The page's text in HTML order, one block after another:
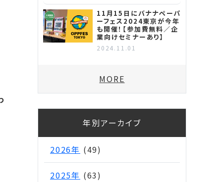
11月15日にバナナペーパ
ーフェス2024東京が今年
も開催！【参加費無料／企
業向けセミナーあり】
2024.11.01
MORE
年別アーカイブ
2026年 (49)
2025年 (63)